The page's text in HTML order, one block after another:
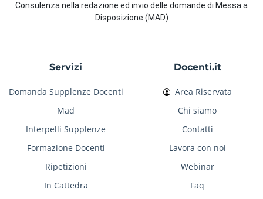
Consulenza nella redazione ed invio delle domande di Messa a
Disposizione (MAD)
Servizi
Domanda Supplenze Docenti
Mad
Interpelli Supplenze
Formazione Docenti
Ripetizioni
In Cattedra
Docenti.it
Area Riservata
Chi siamo
Contatti
Lavora con noi
Webinar
Faq